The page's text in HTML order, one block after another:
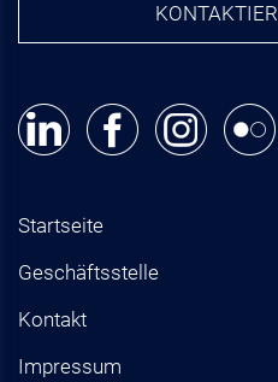
Startseite
Geschäftsstelle
Kontakt
Impressum